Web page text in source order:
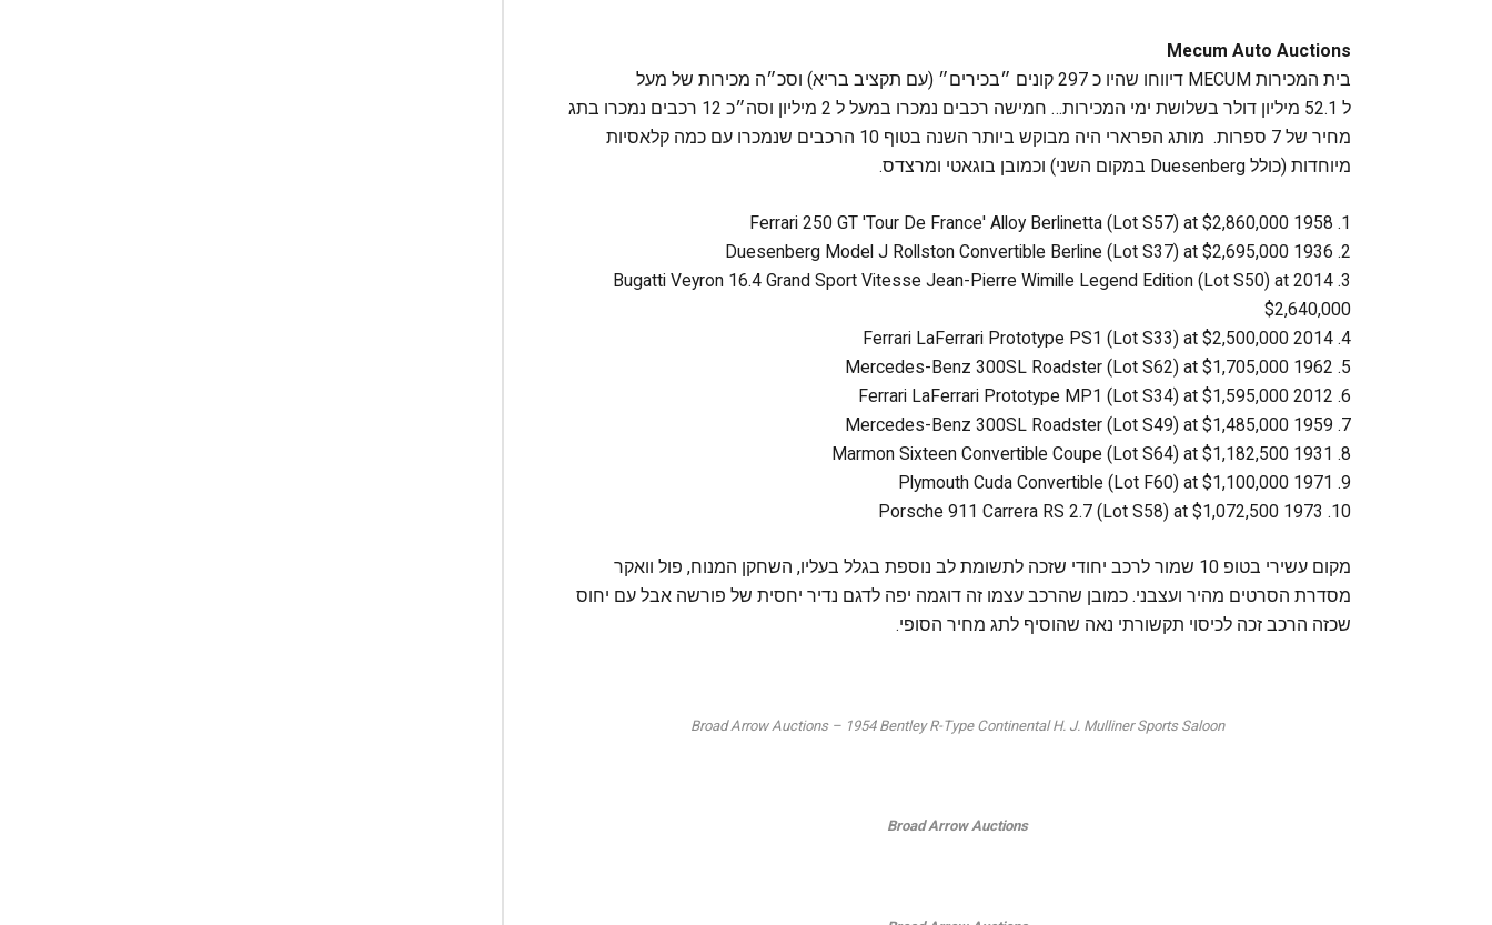
Mecum Auto Auctions
בית המכירות MECUM דיווחו שהיו כ 297 קונים ״בכירים״ (עם תקציב בריא) וסכ״ה מכירות של מעל
ל 52.1 מיליון דולר בשלושת ימי המכירות… חמישה רכבים נמכרו במעל ל 2 מיליון וסה״כ 12 רכבים נמכרו בתג
מחיר של 7 ספרות. מותג הפרארי היה מבוקש ביותר השנה בטוף 10 הרכבים שנמכרו עם כמה קלאסיות
מיוחדות (כולל Duesenberg במקום השני) וכמובן בוגאטי ומרצדס.
1. 1958 Ferrari 250 GT 'Tour De France' Alloy Berlinetta (Lot S57) at $2,860,000
2. 1936 Duesenberg Model J Rollston Convertible Berline (Lot S37) at $2,695,000
3. 2014 Bugatti Veyron 16.4 Grand Sport Vitesse Jean-Pierre Wimille Legend Edition (Lot S50) at
$2,640,000
4. 2014 Ferrari LaFerrari Prototype PS1 (Lot S33) at $2,500,000
5. 1962 Mercedes-Benz 300SL Roadster (Lot S62) at $1,705,000
6. 2012 Ferrari LaFerrari Prototype MP1 (Lot S34) at $1,595,000
7. 1959 Mercedes-Benz 300SL Roadster (Lot S49) at $1,485,000
8. 1931 Marmon Sixteen Convertible Coupe (Lot S64) at $1,182,500
9. 1971 Plymouth Cuda Convertible (Lot F60) at $1,100,000
10. 1973 Porsche 911 Carrera RS 2.7 (Lot S58) at $1,072,500
מקום עשירי בטופ 10 שמור לרכב יחודי שזכה לתשומת לב נוספת בגלל בעליו, השחקן המנוח, פול וואקר
מסדרת הסרטים מהיר ועצבני. כמובן שהרכב עצמו זה דוגמה יפה לדגם נדיר יחסית של פורשה אבל עם יחוס
שכזה הרכב זכה לכיסוי תקשורתי נאה שהוסיף לתג מחיר הסופי.
Broad Arrow Auctions – 1954 Bentley R-Type Continental H. J. Mulliner Sports Saloon
Broad Arrow Auctions